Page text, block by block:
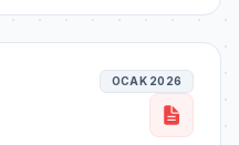
OCAK 2026